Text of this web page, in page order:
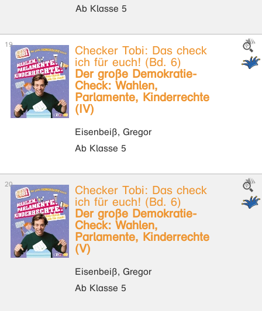
Ab Klasse 5
Checker Tobi: Das check
ich für euch! (Bd. 6)
Der große Demokratie-
Check: Wahlen,
Parlamente, Kinderrechte
(IV)
Eisenbeiß, Gregor
Ab Klasse 5
Checker Tobi: Das check
ich für euch! (Bd. 6)
Der große Demokratie-
Check: Wahlen,
Parlamente, Kinderrechte
(V)
Eisenbeiß, Gregor
Ab Klasse 5